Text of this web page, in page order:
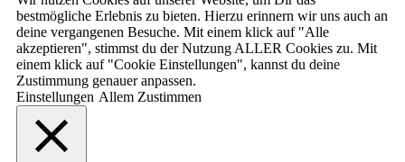
bestmögliche Erlebnis zu bieten. Hierzu erinnern wir uns auch an
deine vergangenen Besuche. Mit einem klick auf "Alle
akzeptieren", stimmst du der Nutzung ALLER Cookies zu. Mit
einem klick auf "Cookie Einstellungen", kannst du deine
Zustimmung genauer anpassen.
Einstellungen Allem Zustimmen